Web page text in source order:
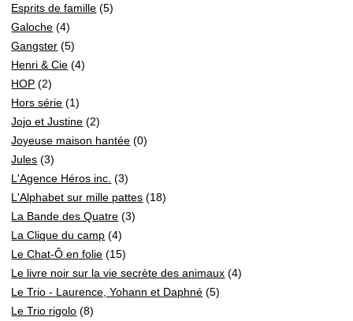
Esprits de famille (5)
Galoche (4)
Gangster (5)
Henri & Cie (4)
HOP (2)
Hors série (1)
Jojo et Justine (2)
Joyeuse maison hantée (0)
Jules (3)
L'Agence Héros inc. (3)
L'Alphabet sur mille pattes (18)
La Bande des Quatre (3)
La Clique du camp (4)
Le Chat-Ô en folie (15)
Le livre noir sur la vie secrète des animaux (4)
Le Trio - Laurence, Yohann et Daphné (5)
Le Trio rigolo (8)